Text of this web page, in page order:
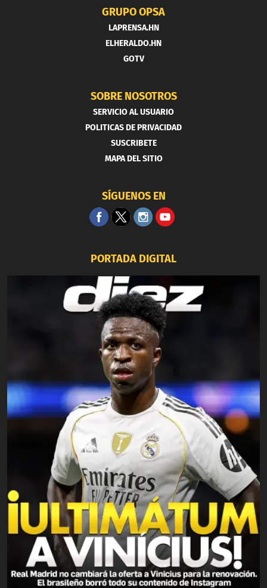
GRUPO OPSA
LAPRENSA.HN
ELHERALDO.HN
GOTV
SOBRE NOSOTROS
SERVICIO AL USUARIO
POLITICAS DE PRIVACIDAD
SUSCRIBETE
MAPA DEL SITIO
SÍGUENOS EN
PORTADA DIGITAL